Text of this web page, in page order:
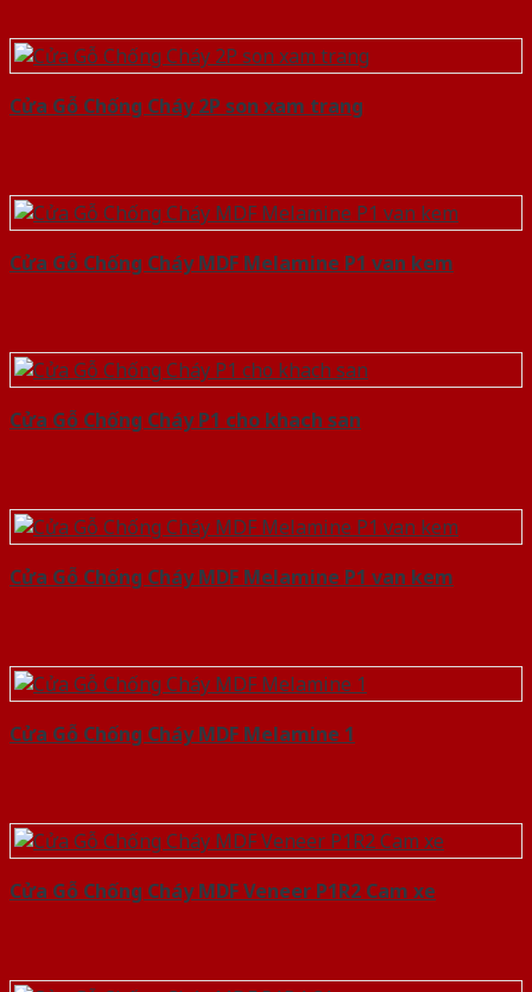
Cửa Gỗ Chống Cháy 2P son xam trang
Cửa Gỗ Chống Cháy MDF Melamine P1 van kem
Cửa Gỗ Chống Cháy P1 cho khach san
Cửa Gỗ Chống Cháy MDF Melamine P1 van kem
Cửa Gỗ Chống Cháy MDF Melamine 1
Cửa Gỗ Chống Cháy MDF Veneer P1R2 Cam xe